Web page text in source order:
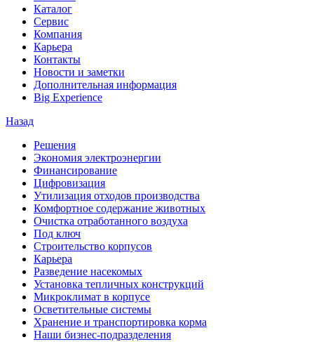
Каталог
Сервис
Компания
Карьера
Контакты
Новости и заметки
Дополнительная информация
Big Experience
Назад
Решения
Экономия электроэнергии
Финансирование
Цифровизация
Утилизация отходов производства
Комфортное содержание животных
Очистка отработанного воздуха
Под ключ
Строительство корпусов
Карьера
Разведение насекомых
Установка тепличных конструкций
Микроклимат в корпусе
Осветительные системы
Хранение и транспортировка корма
Наши бизнес-подразделения